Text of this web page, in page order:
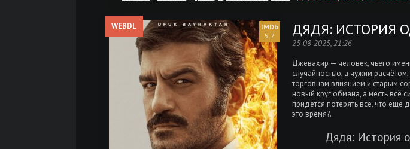
WEBDL
5.7 ДЯДЯ: ИСТОРИЯ
25-08-2025, 21:26
Джевахир — человек, чьего
случайностью, а чужим
торговцам влиянием и старым
новый круг обмана, а месть всё
придётся потерять всё, что ещё
это время?..
Дядя: История